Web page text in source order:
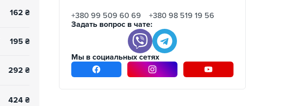
162 ₴
195 ₴
292 ₴
424 ₴
+380 99 509 60 69
+380 98 519 19 56
Задать вопрос в чате:
Мы в социальных сетях